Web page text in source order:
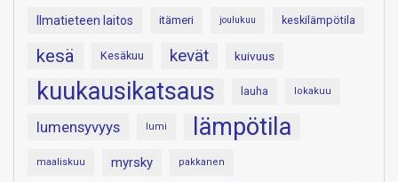
Ilmatieteen laitos itämeri joulukuu keskilämpötila
kesä Kesäkuu kevät kuivuus
kuukausikatsaus lauha lokakuu
lumensyvyys lumi lämpötila
maaliskuu myrsky pakkanen